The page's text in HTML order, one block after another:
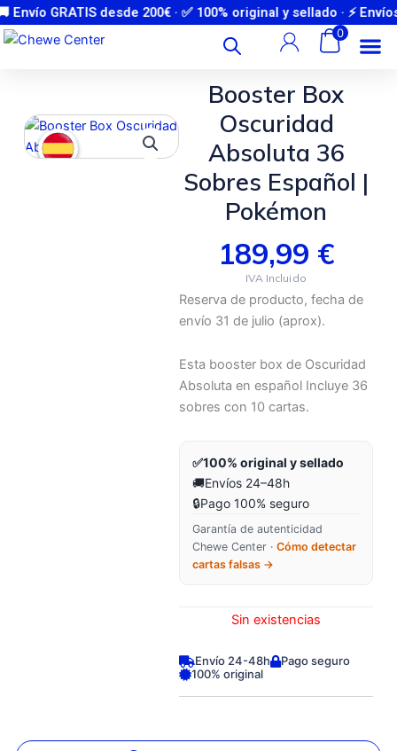
Únete a nuestra comunidad de WhatsApp y entérate de novedades y
preventas antes que nadie
Ir
al
GRATIS desde 200€ · ✅ 100% original y sellado · ⚡
0
Booster Box
Oscuridad
Absoluta 36
Sobres Español |
Pokémon
189,99 €
Reserva de producto, fecha de
envío 31 de julio (aprox).
Esta booster box de Oscuridad
Absoluta en español Incluye 36
sobres con 10 cartas.
✅100% original y sellado
🚚Envíos 24–48h
🔒Pago 100% seguro
Garantía de autenticidad
Chewe Center ·Cómo detectar
cartas falsas →
Sin existencias
Envío 24-48h
Pago seguro
100% original